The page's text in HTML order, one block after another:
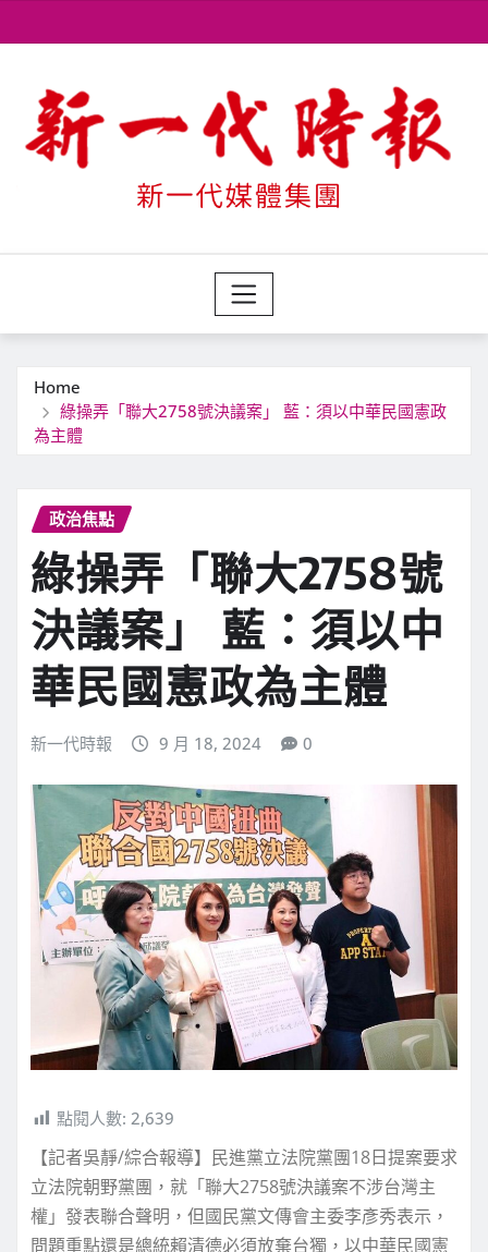
to
Home
綠操弄「聯大2758號決議案」 藍：須以中華民國憲政
為主體
政治焦點
綠操弄「聯大2758號
決議案」 藍：須以中
華民國憲政為主體
新一代時報 9 月 18, 2024 0
點閱人數: 2,639
【記者吳靜/綜合報導】民進黨立法院黨團18日提案要求
立法院朝野黨團，就「聯大2758號決議案不涉台灣主
權」發表聯合聲明，但國民黨文傳會主委李彥秀表示，
問題重點還是總統賴清德必須放棄台獨，以中華民國憲